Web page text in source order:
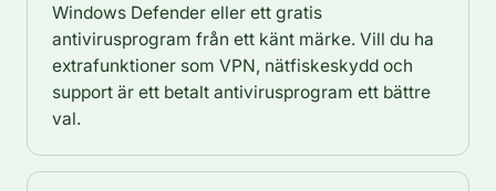
Windows Defender eller ett gratis
antivirusprogram från ett känt märke. Vill du ha
extrafunktioner som VPN, nätfiskeskydd och
support är ett betalt antivirusprogram ett bättre
val.